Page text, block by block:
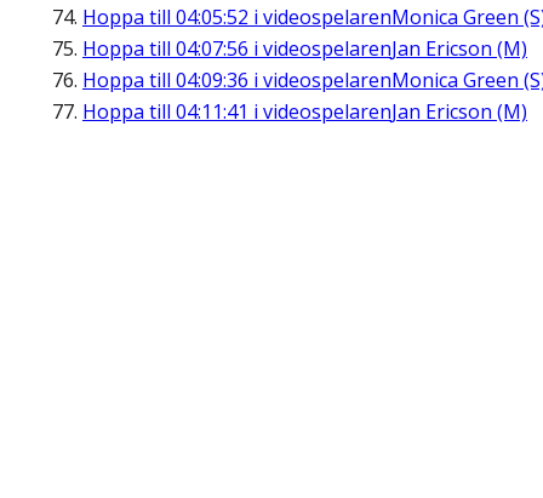
Hoppa till 04:05:52 i videospelarenMonica Green
Hoppa till 04:07:56 i videospelarenJan Ericson (M)
Hoppa till 04:09:36 i videospelarenMonica Green
Hoppa till 04:11:41 i videospelarenJan Ericson (M)